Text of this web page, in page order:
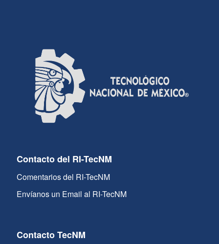
Contacto del RI-TecNM
Comentarios del RI-TecNM
Envíanos un Email al RI-TecNM
Contacto TecNM